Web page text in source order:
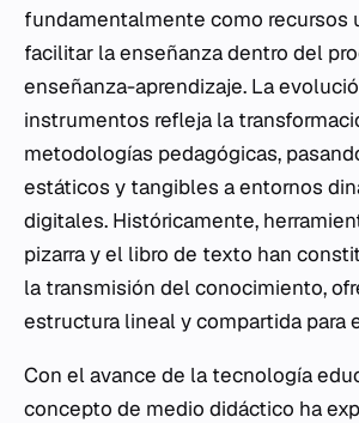
fundamentalmente como recursos
facilitar la enseñanza dentro del
enseñanza-aprendizaje. La
instrumentos refleja la
metodologías pedagógicas,
estáticos y tangibles a entornos
digitales. Históricamente,
pizarra y el libro de texto han
la transmisión del conocimiento,
estructura lineal y compartida para
Con el avance de la tecnología
concepto de medio didáctico ha